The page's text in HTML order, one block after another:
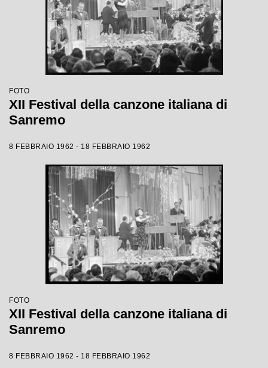
FOTO
XII Festival della canzone italiana di
Sanremo
8 FEBBRAIO 1962 - 18 FEBBRAIO 1962
FOTO
XII Festival della canzone italiana di
Sanremo
8 FEBBRAIO 1962 - 18 FEBBRAIO 1962